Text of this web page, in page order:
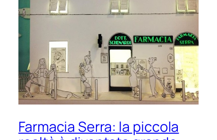
Farmacia Serra: la piccola